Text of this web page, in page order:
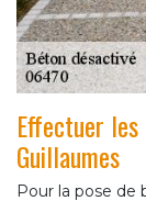
Effectuer
Guillaumes
Pour la pose de